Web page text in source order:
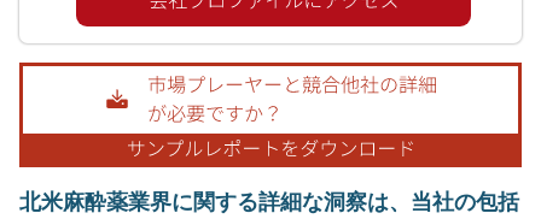
北米麻酔薬業界に関する詳細な洞察は、当社の包括